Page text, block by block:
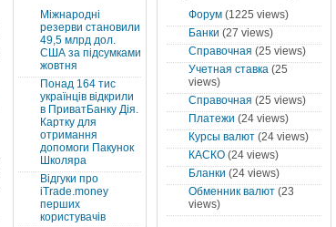
Міжнародні
резерви становили
49,5 млрд дол.
США за підсумками
жовтня
Понад 164 тис
українців відкрили
в ПриватБанку Дія.
Картку для
отримання
допомоги Пакунок
Школяра
Відгуки про
iTrade.money
перших
користувачів
Форум(1225 views)
Банки (27 views)
Справочная (25 views)
Учетная ставка(25
views)
Справочная (25 views)
Платежи (24 views)
Курсы валют(24 views)
КАСКО(24 views)
Бланки (24 views)
Обменник валют(23
views)